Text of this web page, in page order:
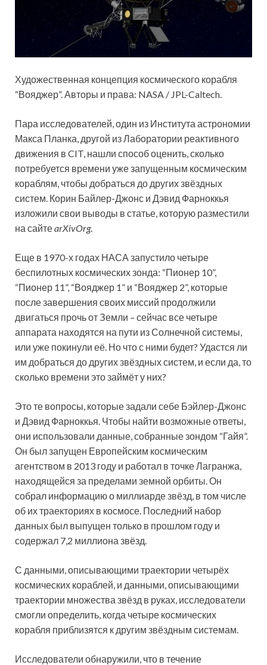
Художественная концепция космического корабля
“Вояджер”. Авторы и права: NASA / JPL-Caltech.
Пара исследователей, один из Института астрономии
Макса Планка, другой из Лаборатории реактивного
движения в CIT, нашли способ оценить, сколько
потребуется времени уже запущенным космическим
кораблям, чтобы добраться до других звёздных
систем. Корин Байлер-Джонс и Дэвид Фарноккья
изложили свои выводы в статье, которую разместили
на сайтеarXivOrg.
Еще в 1970-х годах НАСА запустило четыре
беспилотных космических зонда: “Пионер 10”,
“Пионер 11”, “Вояджер 1” и “Вояджер 2”, которые
после завершения своих миссий продолжили
двигаться прочь от Земли – сейчас все четыре
аппарата находятся на пути из Солнечной системы,
или уже покинули её. Но что с ними будет? Удастся ли
им добраться до других звёздных систем, и если да, то
сколько времени это займёт у них?
Это те вопросы, которые задали себе Бэйлер-Джонс
и Дэвид Фарноккья. Чтобы найти возможные ответы,
они использовали данные, собранные зондом “Гайя”.
Он был запущен Европейским космическим
агентством в 2013 году и работал в точке Лагранжа,
находящейся за пределами земной орбиты. Он
собрал информацию о миллиарде звёзд, в том числе
об их траекториях в космосе. Последний набор
данных был выпущен только в прошлом году и
содержал 7,2 миллиона звёзд.
С данными, описывающими траектории четырёх
космических кораблей, и данными, описывающими
траектории множества звёзд в руках, исследователи
смогли определить, когда четыре космических
корабля приблизятся к другим звёздным системам.
Исследователи обнаружили, что в течение